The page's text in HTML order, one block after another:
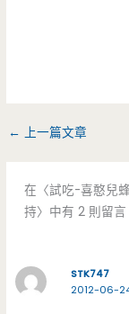
← 上一篇文章
在〈試吃-喜憨兒
持〉中有 2 則留言
STK747
2012-06-